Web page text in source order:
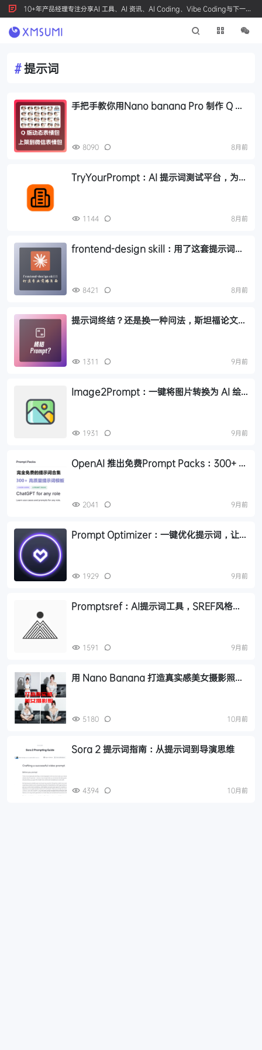
10+年产品经理专注分享AI 工具、AI 资讯、AI Coding、Vibe Coding与下一代
产品创新，按 Ctrl+D 收藏我们
#提示词
手把手教你用Nano banana Pro 制作 Q 版
8090 8月前
TryYourPrompt：AI 提示词测试平台，为提
1144 8月前
frontend-design skill：用了这套提示词，
8421 8月前
提示词终结？还是换一种问法，斯坦福论文揭
1311 9月前
Image2Prompt：一键将图片转换为 AI 绘
1931 9月前
OpenAI 推出免费Prompt Packs：300+ 高
2041 9月前
Prompt Optimizer：一键优化提示词，让你
1929 9月前
Promptsref：AI提示词工具，SREF风格代
1591 9月前
用 Nano Banana 打造真实感美女摄影照：
5180 10月前
Sora 2 提示词指南：从提示词到导演思维
4394 10月前